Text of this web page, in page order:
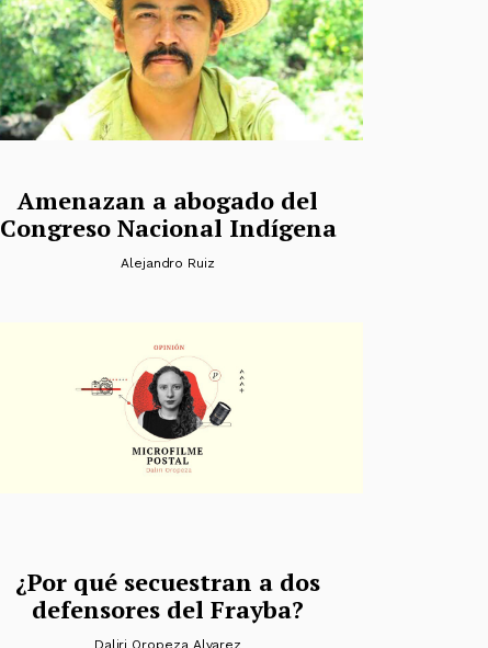
Amenazan a abogado del
Congreso Nacional Indígena
Alejandro Ruiz
¿Por qué secuestran a dos
defensores del Frayba?
Daliri Oropeza Alvarez